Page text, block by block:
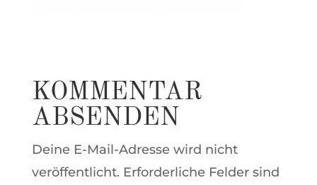
KOMMENTAR
ABSENDEN
Deine E-Mail-Adresse wird nicht
veröffentlicht. Erforderliche Felder sind